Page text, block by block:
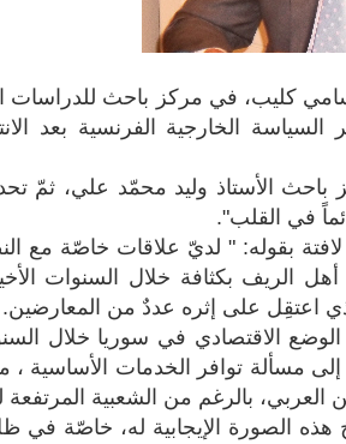
السياسة الخارجية الفرنسية بعد
باحث الأستاذ وليد محمّد علي، ثمّ
في القلب".
لافتة بقوله: " لديّ علاقات خاصّة مع
الريف بكثافة خلال السنوات
اعتقِل على إثره عددٌ من المعارضين.
الاقتصادي في سوريا خلال السنوات
إلى مسألة توافر الخدمات
بالرغم من الشعبية